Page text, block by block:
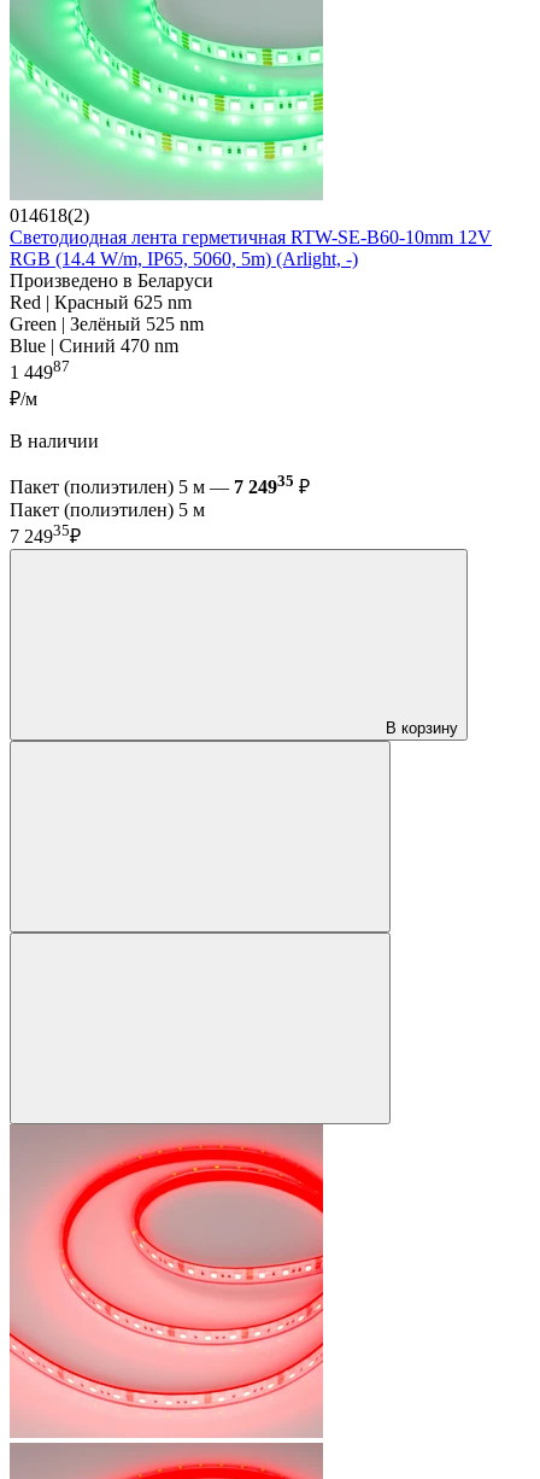
014618(2)
Светодиодная лента герметичная RTW-SE-B60-10mm 12V
RGB (14.4 W/m, IP65, 5060, 5m) (Arlight, -)
Произведено в Беларуси
Red | Красный 625 nm
Green | Зелёный 525 nm
Blue | Синий 470 nm
1 44987
₽/м
В наличии
Пакет (полиэтилен) 5 м — 7 24935 ₽
Пакет (полиэтилен) 5 м
7 24935₽
В корзину